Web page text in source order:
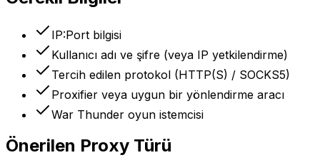
IP:Port bilgisi
Kullanıcı adı ve şifre (veya IP yetkilendirme)
Tercih edilen protokol (HTTP(S) / SOCKS5)
Proxifier veya uygun bir yönlendirme aracı
War Thunder oyun istemcisi
Önerilen Proxy Türü